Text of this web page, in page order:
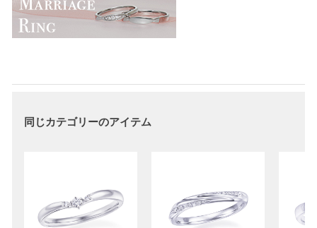
同じカテゴリーのアイテム